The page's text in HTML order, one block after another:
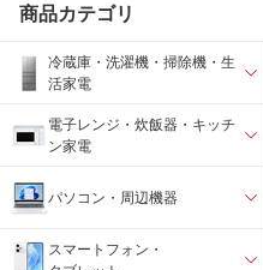
商品カテゴリ
冷蔵庫・洗濯機・掃除機・生
活家電
電子レンジ・炊飯器・キッチ
ン家電
パソコン・周辺機器
スマートフォン・